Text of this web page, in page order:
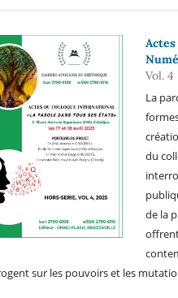
Vol.
La
du
de la
sur les pouvoirs et les